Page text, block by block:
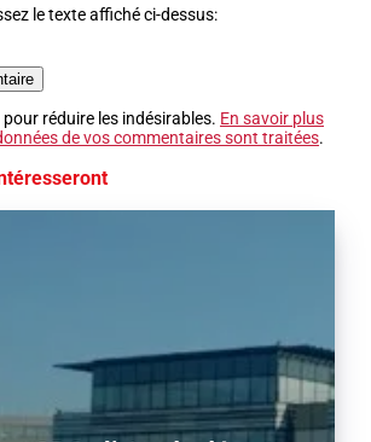
le texte affiché ci-dessus:
réduire les indésirables. En savoir plus
de vos commentaires sont traitées.
Alors que le trafic aérien a retrouvé son